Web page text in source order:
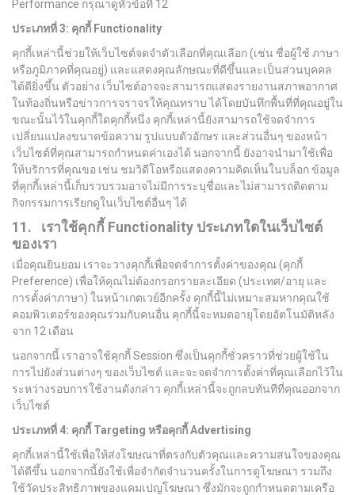
Performance กรุณาดูหัวข้อที่ 12
ประเภทที่3: คุกกี้ Functionality
คุกกี้เหล่านี้ช่วยให้เว็บไซต์จดจำตัวเลือกที่คุณเลือก (เช่น ชื่อผู้ใช้ ภาษา
หรือภูมิภาคที่คุณอยู่) และแสดงคุณลักษณะที่ดีขึ้นและเป็นส่วนบุคคล
ได้ดียิ่งขึ้น ตัวอย่าง เว็บไซต์อาจจะสามารถแสดงรายงานสภาพอากาศ
ในท้องถิ่นหรือข่าวการจราจรให้คุณทราบ ได้โดยบันทึกพื้นที่ที่คุณอยู่ใน
ขณะนั้นไว้ในคุกกี้ใดคุกกี้หนึ่ง คุกกี้เหล่านี้ยังสามารถใช้จดจำการ
เปลี่ยนแปลงขนาดข้อความ รูปแบบตัวอักษร และส่วนอื่นๆ ของหน้า
เว็บไซต์ที่คุณสามารถกำหนดค่าเองได้ นอกจากนี้ ยังอาจนำมาใช้เพื่อ
ให้บริการที่คุณขอ เช่น ชมวิดีโอหรือแสดงความคิดเห็นในบล็อก ข้อมูล
ที่คุกกี้เหล่านี้เก็บรวบรวมอาจไม่มีการระบุชื่อและไม่สามารถติดตาม
กิจกรรมการเรียกดูในเว็บไซต์อื่นๆ ได้
11. เราใช้คุกกี้ Functionality ประเภทใดในเว็บไซต์
ของเรา
เมื่อคุณยินยอม เราจะวางคุกกี้เพื่อจดจำการตั้งค่าของคุณ (คุกกี้
Preference) เพื่อให้คุณไม่ต้องกรอกรายละเอียด (ประเทศ/อายุ และ
การตั้งค่าภาษา) ในหน้าเกตเวย์อีกครั้ง คุกกี้นี้ไม่เหมาะสมหากคุณใช้
คอมพิวเตอร์ของคุณร่วมกับคนอื่น คุกกี้นี้จะหมดอายุโดยอัตโนมัติหลัง
จาก 12 เดือน
นอกจากนี้ เราอาจใช้คุกกี้ Session ซึ่งเป็นคุกกี้ชั่วคราวที่ช่วยผู้ใช้ใน
การไปยังส่วนต่างๆ ของเว็บไซต์ และจะจดจำการตั้งค่าที่คุณเลือกไว้ใน
ระหว่างรอบการใช้งานดังกล่าว คุกกี้เหล่านี้จะถูกลบทันทีที่คุณออกจาก
เว็บไซต์
ประเภทที่ 4: คุกกี้ Targeting หรือคุกกี้Advertising
คุกกี้เหล่านี้ใช้เพื่อให้ส่งโฆษณาที่ตรงกับตัวคุณและความสนใจของคุณ
ได้ดีขึ้น นอกจากนี้ยังใช้เพื่อจำกัดจำนวนครั้งในการดูโฆษณา รวมถึง
ใช้วัดประสิทธิภาพของแคมเปญโฆษณา ซึ่งมักจะถูกกำหนดตามเครือ